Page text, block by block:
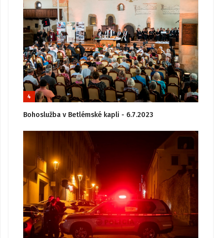
4
Bohoslužba v Betlémské kapli - 6.7.2023